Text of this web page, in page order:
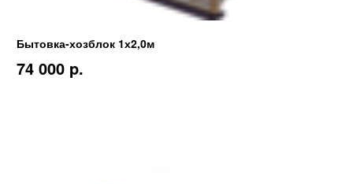
Бытовка-хозблок 1х2,0м
74 000 p.